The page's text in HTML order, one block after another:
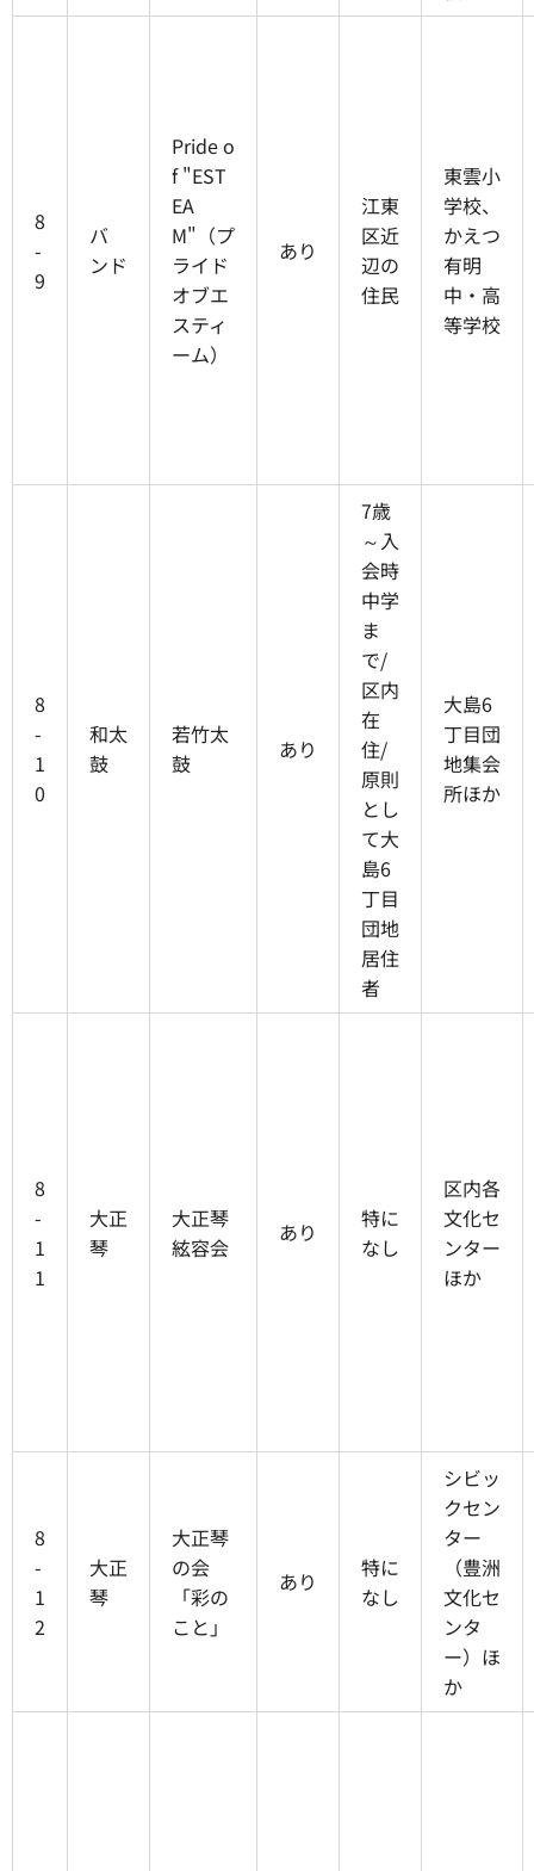
8
-
9
バ
ンド
Pride o
f "EST
EA
M"（プ
ライド
オブエ
スティ
ーム）
あり
江東
区近
辺の
住民
東雲小
学校、
かえつ
有明
中・高
等学校
8
-
1
0
和太
鼓
若竹太
鼓
あり
7歳
～入
会時
中学
ま
で/
区内
在
住/
原則
とし
て大
島6
丁目
団地
居住
者
大島6
丁目団
地集会
所ほか
8
-
1
1
大正
琴
大正琴
絃容会
あり
特に
なし
区内各
文化セ
ンター
ほか
8
-
1
2
大正
琴
大正琴
の会
「彩の
こと」
あり
特に
なし
シビッ
クセン
ター
（豊洲
文化セ
ンタ
ー）ほ
か